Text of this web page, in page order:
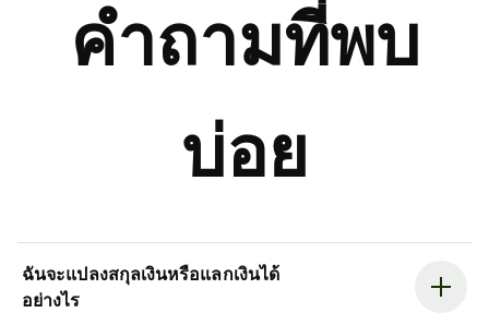
คำถามที่พบ
บ่อย
ฉันจะแปลงสกุลเงินหรือแลกเงินได้
อย่างไร